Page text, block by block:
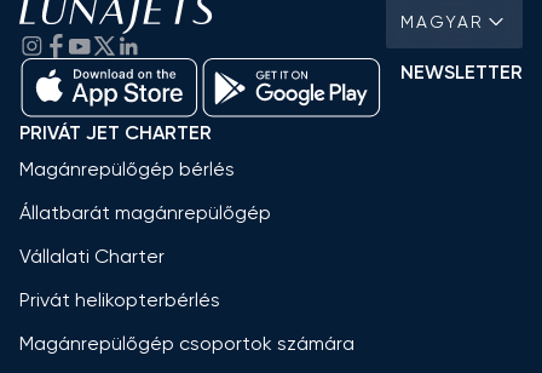
MAGYAR
NEWSLETTER
PRIVÁT JET CHARTER
Magánrepülőgép bérlés
Állatbarát magánrepülőgép
Vállalati Charter
Privát helikopterbérlés
Magánrepülőgép csoportok számára